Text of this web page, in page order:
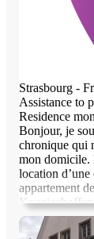
Strasbourg -
Assistance to
Residence
Bonjour, je
chronique qui
mon domicile.
location d’une
appartement
Je demande
les charges